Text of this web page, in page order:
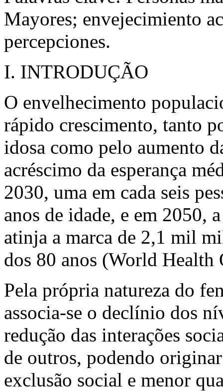
Mayores; envejecimiento
percepciones.
I. INTRODUÇÃO
O envelhecimento
rápido crescimento, tanto
idosa como pelo aumento
acréscimo da esperança
2030, uma em cada seis
anos de idade, e em 2050,
atinja a marca de 2,1 mil
dos 80 anos (World
Pela própria natureza do
associa-se o declínio dos
redução das interações
de outros, podendo
exclusão social e menor